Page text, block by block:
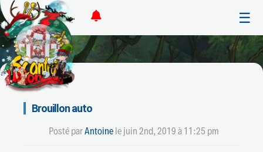
☰
Brouillon auto
Posté parAntoine le juin 2nd, 2019 à 11:25 pm